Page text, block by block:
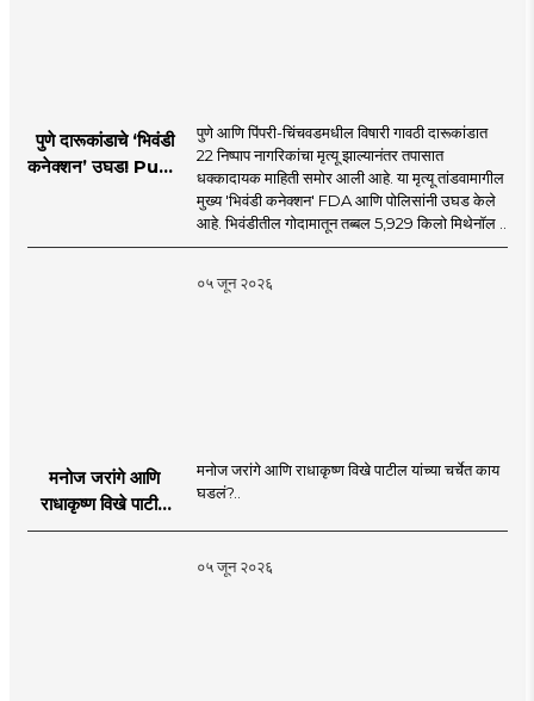
पुणे दारूकांडाचे ‘भिवंडी
कनेक्शन’ उघड! Pune
पुणे आणि पिंपरी-चिंचवडमधील विषारी गावठी दारूकांडात
22 निष्पाप नागरिकांचा मृत्यू झाल्यानंतर तपासात
धक्कादायक माहिती समोर आली आहे. या मृत्यू तांडवामागील
मुख्य 'भिवंडी कनेक्शन' FDA आणि पोलिसांनी उघड केले
आहे. भिवंडीतील गोदामातून तब्बल 5,929 किलो मिथेनॉल ..
०५ जून २०२६
मनोज जरांगे आणि
राधाकृष्ण विखे पाटील
यांच्या चर्चेत काय घडलं?
मनोज जरांगे आणि राधाकृष्ण विखे पाटील यांच्या चर्चेत काय
घडलं?..
०५ जून २०२६